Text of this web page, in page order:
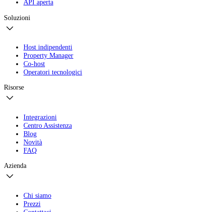
API aperta
Soluzioni
Host indipendenti
Property Manager
Co-host
Operatori tecnologici
Risorse
Integrazioni
Centro Assistenza
Blog
Novità
FAQ
Azienda
Chi siamo
Prezzi